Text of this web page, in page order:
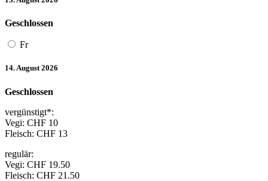
Geschlossen
Fr
14. August 2026
Geschlossen
vergünstigt*:
Vegi: CHF 10
Fleisch: CHF 13
regulär:
Vegi: CHF 19.50
Fleisch: CHF 21.50